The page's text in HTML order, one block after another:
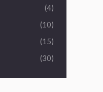
(4)
(10)
(15)
(30)